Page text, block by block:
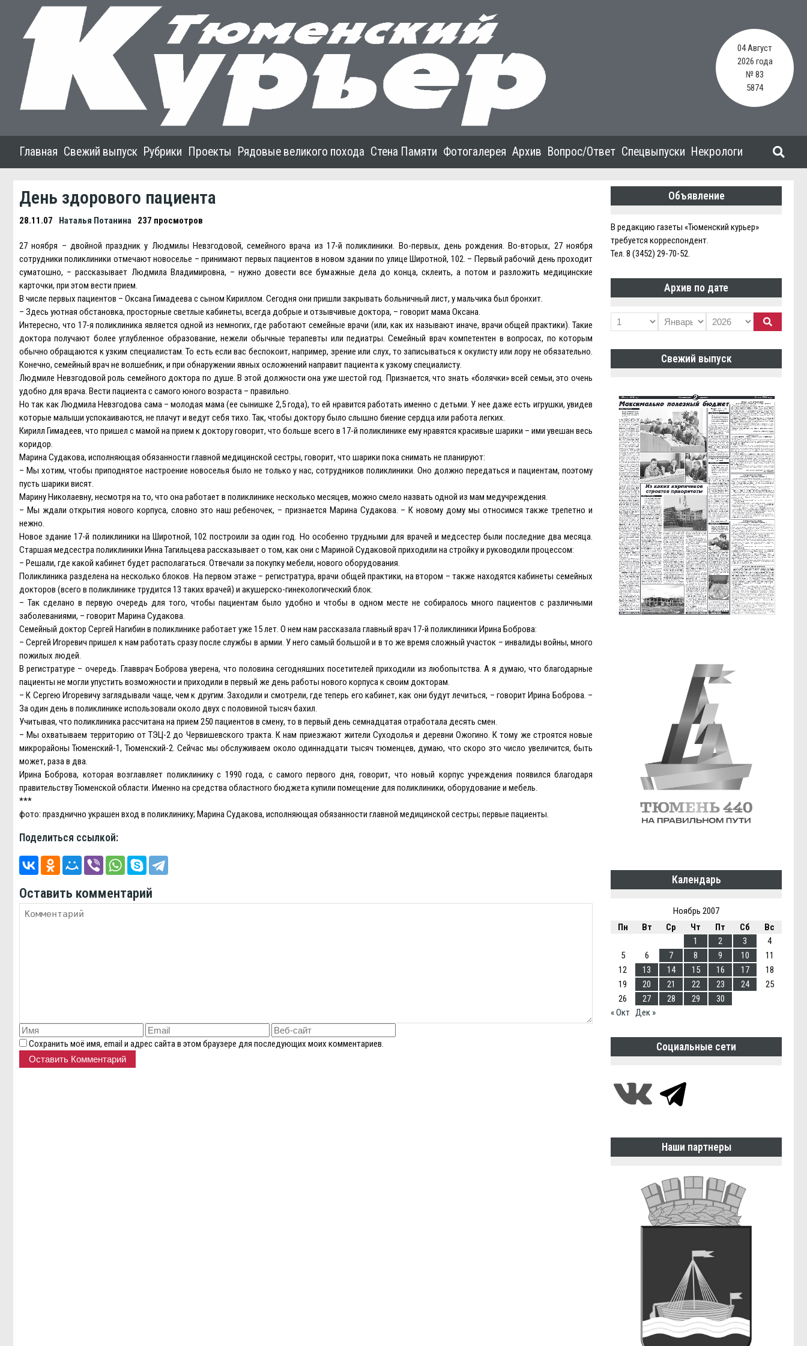
04 Август
2026 года
№ 83
5874
Главная Свежий выпуск Рубрики Проекты Рядовые великого похода Стена Памяти Фотогалерея Архив Вопрос/Ответ Спецвыпуски Некрологи
День здорового пациента
28.11.07 Наталья Потанина 237 просмотров
27 ноября – двойной праздник у Людмилы Невзгодовой, семейного врача из 17-й поликлиники. Во-первых, день рождения. Во-вторых, 27 ноября
сотрудники поликлиники отмечают новоселье – принимают первых пациентов в новом здании по улице Широтной, 102. – Первый рабочий день проходит
суматошно, – рассказывает Людмила Владимировна, – нужно довести все бумажные дела до конца, склеить, а потом и разложить медицинские
карточки, при этом вести прием.
В числе первых пациентов – Оксана Гимадеева с сыном Кириллом. Сегодня они пришли закрывать больничный лист, у мальчика был бронхит.
– Здесь уютная обстановка, просторные светлые кабинеты, всегда добрые и отзывчивые доктора, – говорит мама Оксана.
Интересно, что 17-я поликлиника является одной из немногих, где работают семейные врачи (или, как их называют иначе, врачи общей практики). Такие
доктора получают более углубленное образование, нежели обычные терапевты или педиатры. Семейный врач компетентен в вопросах, по которым
обычно обращаются к узким специалистам. То есть если вас беспокоит, например, зрение или слух, то записываться к окулисту или лору не обязательно.
Конечно, семейный врач не волшебник, и при обнаружении явных осложнений направит пациента к узкому специалисту.
Людмиле Невзгодовой роль семейного доктора по душе. В этой должности она уже шестой год. Признается, что знать «болячки» всей семьи, это очень
удобно для врача. Вести пациента с самого юного возраста – правильно.
Но так как Людмила Невзгодова сама – молодая мама (ее сынишке 2,5 года), то ей нравится работать именно с детьми. У нее даже есть игрушки, увидев
которые малыши успокаиваются, не плачут и ведут себя тихо. Так, чтобы доктору было слышно биение сердца или работа легких.
Кирилл Гимадеев, что пришел с мамой на прием к доктору говорит, что больше всего в 17-й поликлинике ему нравятся красивые шарики – ими увешан весь
коридор.
Марина Судакова, исполняющая обязанности главной медицинской сестры, говорит, что шарики пока снимать не планируют:
– Мы хотим, чтобы приподнятое настроение новоселья было не только у нас, сотрудников поликлиники. Оно должно передаться и пациентам, поэтому
пусть шарики висят.
Марину Николаевну, несмотря на то, что она работает в поликлинике несколько месяцев, можно смело назвать одной из мам медучреждения.
– Мы ждали открытия нового корпуса, словно это наш ребеночек, – признается Марина Судакова. – К новому дому мы относимся также трепетно и
нежно.
Новое здание 17-й поликлиники на Широтной, 102 построили за один год. Но особенно трудными для врачей и медсестер были последние два месяца.
Старшая медсестра поликлиники Инна Тагильцева рассказывает о том, как они с Мариной Судаковой приходили на стройку и руководили процессом:
– Решали, где какой кабинет будет располагаться. Отвечали за покупку мебели, нового оборудования.
Поликлиника разделена на несколько блоков. На первом этаже – регистратура, врачи общей практики, на втором – также находятся кабинеты семейных
докторов (всего в поликлинике трудится 13 таких врачей) и акушерско-гинекологический блок.
– Так сделано в первую очередь для того, чтобы пациентам было удобно и чтобы в одном месте не собиралось много пациентов с различными
заболеваниями, – говорит Марина Судакова.
Семейный доктор Сергей Нагибин в поликлинике работает уже 15 лет. О нем нам рассказала главный врач 17-й поликлиники Ирина Боброва:
– Сергей Игоревич пришел к нам работать сразу после службы в армии. У него самый большой и в то же время сложный участок – инвалиды войны, много
пожилых людей.
В регистратуре – очередь. Главврач Боброва уверена, что половина сегодняшних посетителей приходили из любопытства. А я думаю, что благодарные
пациенты не могли упустить возможности и приходили в первый же день работы нового корпуса к своим докторам.
– К Сергею Игоревичу заглядывали чаще, чем к другим. Заходили и смотрели, где теперь его кабинет, как они будут лечиться, – говорит Ирина Боброва. –
За один день в поликлинике использовали около двух с половиной тысяч бахил.
Учитывая, что поликлиника рассчитана на прием 250 пациентов в смену, то в первый день семнадцатая отработала десять смен.
– Мы охватываем территорию от ТЭЦ-2 до Червишевского тракта. К нам приезжают жители Суходолья и деревни Ожогино. К тому же строятся новые
микрорайоны Тюменский-1, Тюменский-2. Сейчас мы обслуживаем около одиннадцати тысяч тюменцев, думаю, что скоро это число увеличится, быть
может, раза в два.
Ирина Боброва, которая возглавляет поликлинику с 1990 года, с самого первого дня, говорит, что новый корпус учреждения появился благодаря
правительству Тюменской области. Именно на средства областного бюджета купили помещение для поликлиники, оборудование и мебель.
***
фото: празднично украшен вход в поликлинику; Марина Судакова, исполняющая обязанности главной медицинской сестры; первые пациенты.
Поделиться ссылкой:
Оставить комментарий
Сохранить моё имя, email и адрес сайта в этом браузере для последующих моих комментариев.
Объявление
В редакцию газеты «Тюменский курьер»
требуется корреспондент.
Тел. 8 (3452) 29-70-52.
Архив по дате
Свежий выпуск
Календарь
Ноябрь 2007
Пн
Вт Ср Чт Пт Сб
Вс
1
2 3
4
5
6 7 8 9 10
11
12
13 14 15 16 17
18
19
20 21 22 23 24
25
26
27 28 29
30
« Окт Дек »
Социальные сети
Наши партнеры